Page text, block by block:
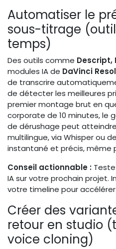
Automatiser le
sous-titrage
temps)
Des outils comme Descript,
modules IA de DaVinci
de transcrire
de détecter les meilleures
premier montage brut en
corporate de 10 minutes, le
de dérushage peut atteindre
multilingue, via Whisper ou
instantané et précis, même
Conseil actionnable :
IA sur votre prochain projet.
votre timeline pour
Créer des
retour en studio
voice cloning)